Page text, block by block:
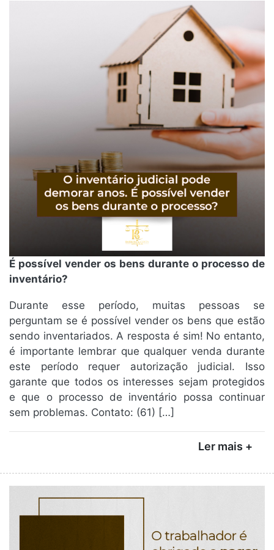
É possível vender os bens durante o processo de
inventário?
Durante esse período, muitas pessoas se
perguntam se é possível vender os bens que estão
sendo inventariados. A resposta é sim! No entanto,
é importante lembrar que qualquer venda durante
este período requer autorização judicial. Isso
garante que todos os interesses sejam protegidos
e que o processo de inventário possa continuar
sem problemas. Contato: (61) […]
Ler mais +